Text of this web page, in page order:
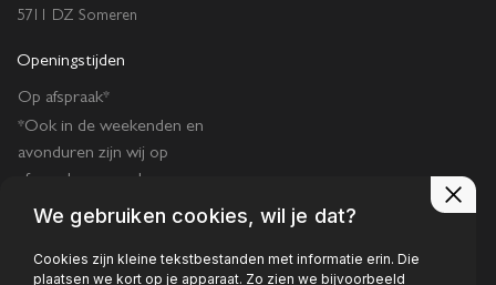
5711 DZ Someren
Openingstijden
Op afspraak*
*Ook in de weekenden en
avonduren zijn wij op
afspraak geopend.
We gebruiken cookies, wil je dat?
Cookies zijn kleine tekstbestanden met informatie erin. Die
plaatsen we kort op je apparaat. Zo zien we bijvoorbeeld